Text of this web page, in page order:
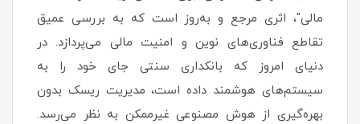
مالی"، اثری مرجع و به‌روز است که به بررسی عمیق
تقاطع فناوری‌های نوین و امنیت مالی می‌پردازد. در
دنیای امروز که بانکداری سنتی جای خود را به
سیستم‌های هوشمند داده است، مدیریت ریسک بدون
بهره‌گیری از هوش مصنوعی غیرممکن به نظر می‌رسد.